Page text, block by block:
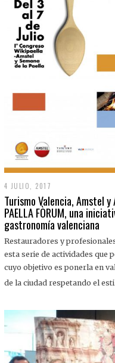
4 JULIO, 2017
U
L
I
O
,
0
1
Turismo Valencia, Amstel
PAELLA FÒRUM, una
gastronomía valenciana
Restauradores y
esta serie de actividades que
cuyo objetivo es ponerla en
de la ciudad respetando el